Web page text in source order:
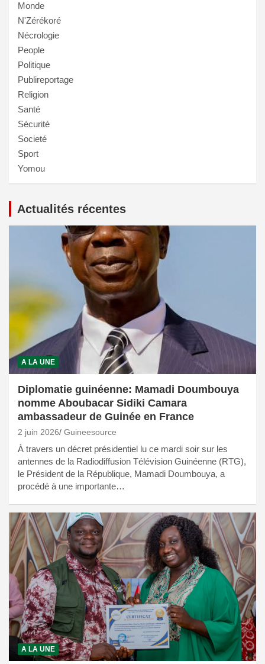
Monde
N'Zérékoré
Nécrologie
People
Politique
Publireportage
Religion
Santé
Sécurité
Societé
Sport
Yomou
Actualités récentes
A LA UNE
Diplomatie guinéenne: Mamadi Doumbouya
nomme Aboubacar Sidiki Camara
ambassadeur de Guinée en France
2 juin 2026 Guineesource
À travers un décret présidentiel lu ce mardi soir sur les
antennes de la Radiodiffusion Télévision Guinéenne (RTG),
le Président de la République, Mamadi Doumbouya, a
procédé à une importante…
A LA UNE